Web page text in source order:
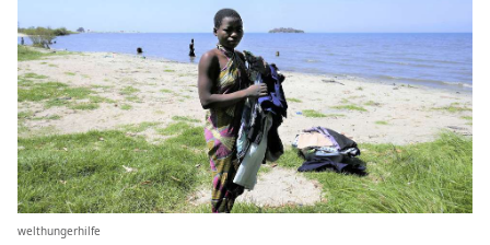
welthungerhilfe